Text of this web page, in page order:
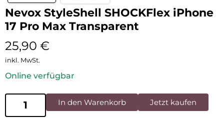
Nevox StyleShell SHOCKFlex iPhone
17 Pro Max Transparent
25,90 €
inkl. MwSt.
Online verfügbar
In den Warenkorb Jetzt kaufen